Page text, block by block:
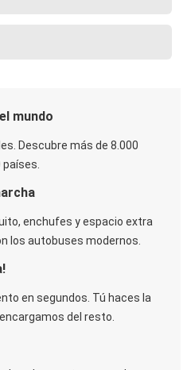
mundo
Descubre más de 8.000
enchufes y espacio extra
los autobuses modernos.
en segundos. Tú haces la
del resto.